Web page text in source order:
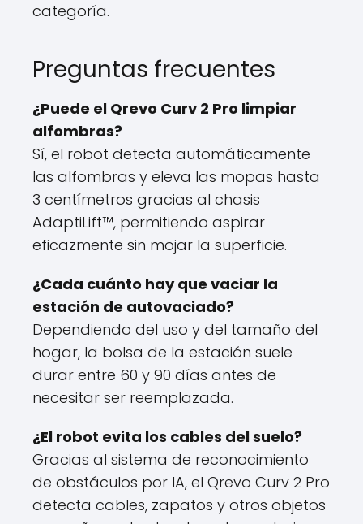
categoría.
Preguntas frecuentes
¿Puede el Qrevo Curv 2 Pro limpiar
alfombras?
Sí, el robot detecta automáticamente
las alfombras y eleva las mopas hasta
3 centímetros gracias al chasis
AdaptiLift™, permitiendo aspirar
eficazmente sin mojar la superficie.
¿Cada cuánto hay que vaciar la
estación de autovaciado?
Dependiendo del uso y del tamaño del
hogar, la bolsa de la estación suele
durar entre 60 y 90 días antes de
necesitar ser reemplazada.
¿El robot evita los cables del suelo?
Gracias al sistema de reconocimiento
de obstáculos por IA, el Qrevo Curv 2 Pro
detecta cables, zapatos y otros objetos